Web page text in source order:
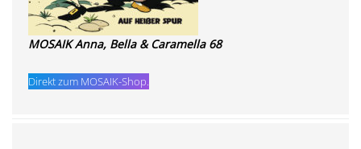
MOSAIK Anna, Bella & Caramella 68
Direkt zum MOSAIK-Shop.